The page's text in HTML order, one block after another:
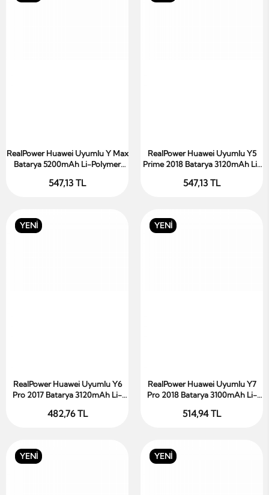
Sepete Ekle
RealPower Huawei Uyumlu Y Max
Batarya 5200mAh Li-Polymer
547,13 TL
Sepete Ekle
RealPower Huawei Uyumlu Y5
Prime 2018 Batarya 3120mAh Li-
547,13 TL
YENİ
Sepete Ekle
RealPower Huawei Uyumlu Y6
Pro 2017 Batarya 3120mAh Li-
482,76 TL
YENİ
Sepete Ekle
RealPower Huawei Uyumlu Y7
Pro 2018 Batarya 3100mAh Li-
514,94 TL
YENİ YENİ